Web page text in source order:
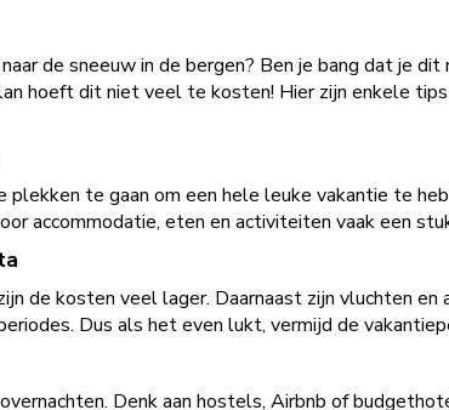
de sneeuw in de bergen? Ben je bang dat je
hoeft dit niet veel te kosten! Hier zijn enkele
te gaan om een hele leuke vakantie te
accommodatie, eten en activiteiten vaak een
de kosten veel lager. Daarnaast zijn vluchten en
Dus als het even lukt, vermijd de
Denk aan hostels, Airbnb of